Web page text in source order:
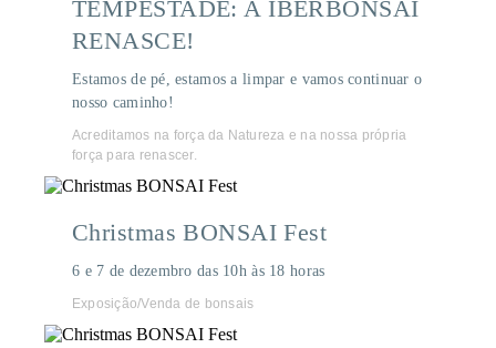
TEMPESTADE: A IBERBONSAI
RENASCE!
Estamos de pé, estamos a limpar e vamos continuar o
nosso caminho!
Acreditamos na força da Natureza e na nossa própria
força para renascer.
Christmas BONSAI Fest
6 e 7 de dezembro das 10h às 18 horas
Exposição/Venda de bonsais